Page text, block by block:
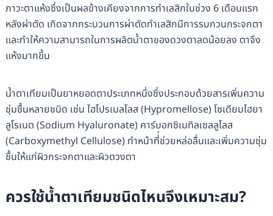
ภาวะตาแห้งซึ่งเป็นผลข้างเคียงจากการทำเลสิกในช่วง 6 เดือนแรก
หลังผ่าตัด เกิดจากกระบวนการผ่าตัดทำเลสิกมีการรบกวนกระจกตา
และทำให้ความสามารถในการผลิตน้ำตาของดวงตาลดน้อยลง ตาจึง
แห้งมากขึ้น
น้ำตาเทียมเป็นยาหยอดตาประเภทหนึ่งซึ่งประกอบด้วยสารเพิ่มความ
ชุ่มชื้นหลายชนิด เช่น ไฮโปรเมลโลส (Hypromellose) โซเดียมไฮยา
ลูโรเนต (Sodium Hyaluronate) คาร์บอกซิเมทิลเซลลูโลส
(Carboxymethyl Cellulose) ทำหน้าที่่ช่วยหล่อลื่นและเพิ่มความชุ่ม
ชื้นให้แก่ผิวกระจกตาและผิวดวงตา
ควรใช้น้ำตาเทียมชนิดไหนจึงเหมาะสม?